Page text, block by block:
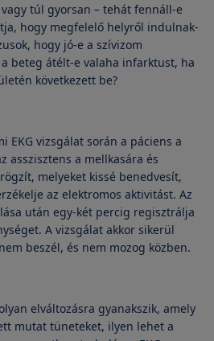
túl gyorsan – tehát fennáll-e
hogy megfelelő helyről indulnak-
hogy jó-e a szívizom
beteg átélt-e valaha infarktust, ha
következett be?
EKG vizsgálat során a páciens a
asszisztens a mellkasára és
melyeket kissé benedvesít,
az elektromos aktivitást. Az
után egy-két percig regisztrálja
A vizsgálat akkor sikerül
beszél, és nem mozog közben.
elváltozásra gyanakszik, amely
mutat tüneteket, ilyen lehet a